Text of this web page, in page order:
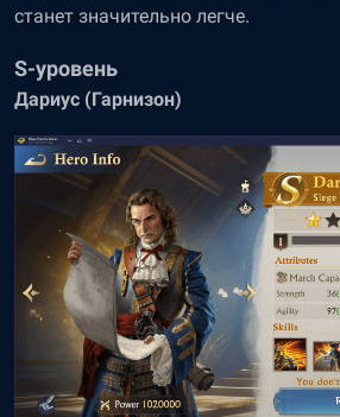
станет значительно легче.
S-уровень
Дариус (Гарнизон)